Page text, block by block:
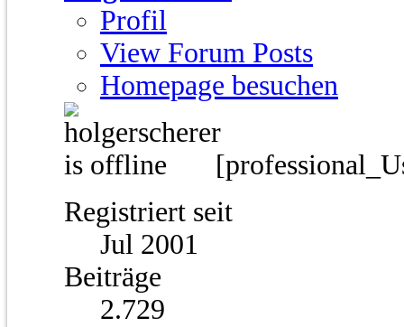
Profil
View Forum Posts
Homepage besuchen
Registriert seit
Jul 2001
Beiträge
2.729